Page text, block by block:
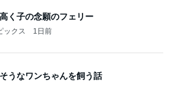
く子の念願のフェリー
ックス 1日前
うなワンちゃんを飼う話